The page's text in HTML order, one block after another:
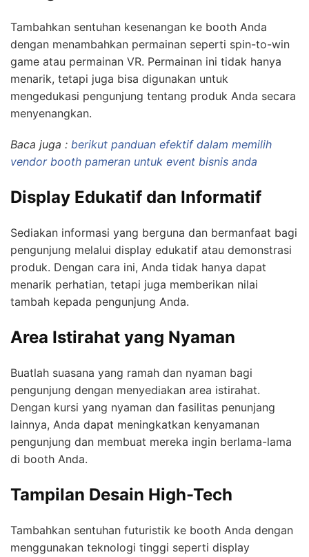
Tambahkan sentuhan kesenangan ke booth Anda
dengan menambahkan permainan seperti spin-to-win
game atau permainan VR. Permainan ini tidak hanya
menarik, tetapi juga bisa digunakan untuk
mengedukasi pengunjung tentang produk Anda secara
menyenangkan.
Baca juga : berikut panduan efektif dalam memilih
vendor booth pameran untuk event bisnis anda
Display Edukatif dan Informatif
Sediakan informasi yang berguna dan bermanfaat bagi
pengunjung melalui display edukatif atau demonstrasi
produk. Dengan cara ini, Anda tidak hanya dapat
menarik perhatian, tetapi juga memberikan nilai
tambah kepada pengunjung Anda.
Area Istirahat yang Nyaman
Buatlah suasana yang ramah dan nyaman bagi
pengunjung dengan menyediakan area istirahat.
Dengan kursi yang nyaman dan fasilitas penunjang
lainnya, Anda dapat meningkatkan kenyamanan
pengunjung dan membuat mereka ingin berlama-lama
di booth Anda.
Tampilan Desain High-Tech
Tambahkan sentuhan futuristik ke booth Anda dengan
menggunakan teknologi tinggi seperti display